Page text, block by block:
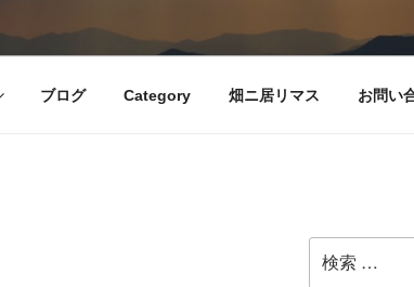
ブログ Category 畑ニ居リマス お問い
索: